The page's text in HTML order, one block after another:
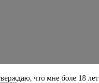
что мне боле 18 лет